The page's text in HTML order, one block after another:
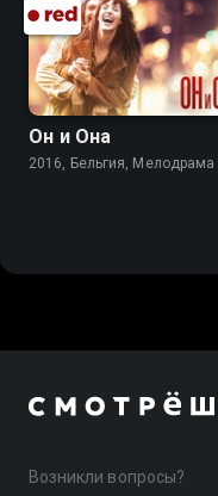
Он и Она
2016, Бельгия, Мелодрама
Возникли вопросы?